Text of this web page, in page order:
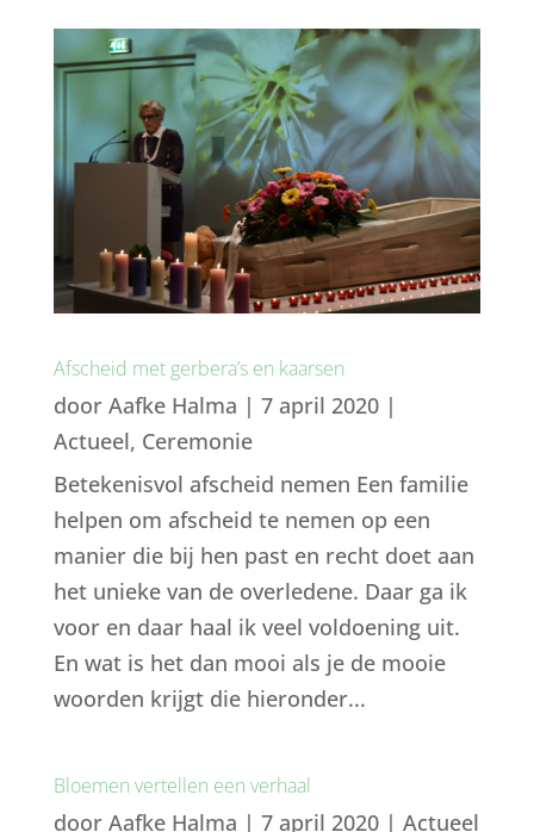
Afscheid met gerbera’s en kaarsen
door Aafke Halma | 7 april 2020 |
Actueel, Ceremonie
Betekenisvol afscheid nemen Een familie
helpen om afscheid te nemen op een
manier die bij hen past en recht doet aan
het unieke van de overledene. Daar ga ik
voor en daar haal ik veel voldoening uit.
En wat is het dan mooi als je de mooie
woorden krijgt die hieronder...
Bloemen vertellen een verhaal
door Aafke Halma | 7 april 2020 | Actueel